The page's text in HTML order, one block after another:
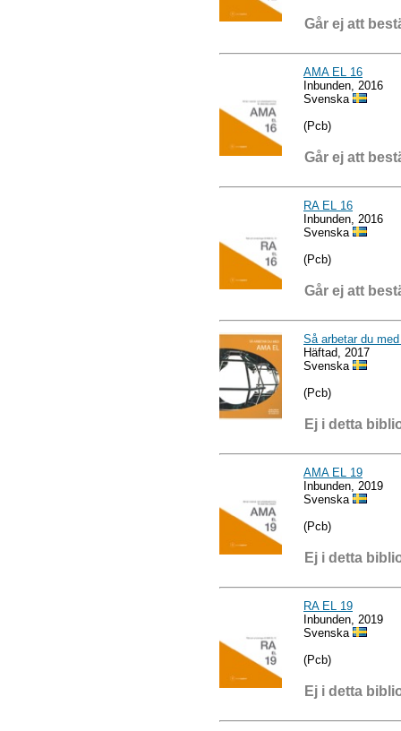
Går ej att
AMA EL 16
Inbunden, 2016
Svenska
(Pcb)
Går ej att
RA EL 16
Inbunden, 2016
Svenska
(Pcb)
Går ej att
Så arbetar du
Häftad, 2017
Svenska
(Pcb)
Ej i detta
AMA EL 19
Inbunden, 2019
Svenska
(Pcb)
Ej i detta
RA EL 19
Inbunden, 2019
Svenska
(Pcb)
Ej i detta